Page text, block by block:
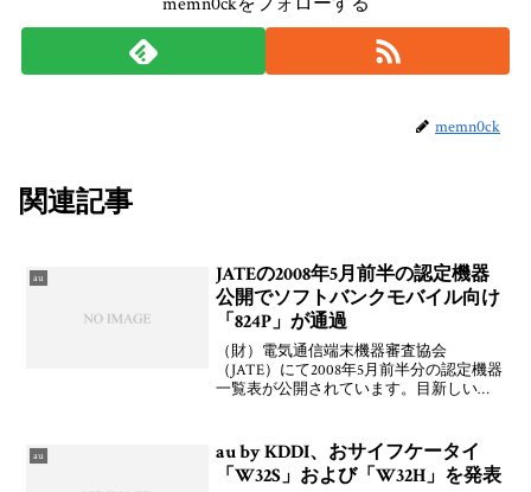
memn0ck
関連記事
au
JATEの2008年5月前半の認定機器
公開でソフトバンクモバイル向け
「824P」が通過
（財）電気通信端末機器審査協会
（JATE）にて2008年5月前半分の認定機器
一覧表が公開されています。目新しいと
ケーションズ製「824P」が認定されてい
ます。前回「82
au
au by KDDI、おサイフケータイ
「W32S」および「W32H」を発表